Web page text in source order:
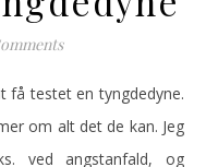
om alt det de kan. Jeg
ved angstanfald, og